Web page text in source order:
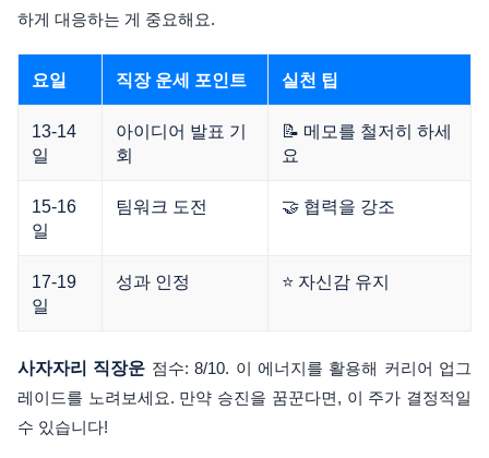
하게 대응하는 게 중요해요.
요일 직장 운세 포인트 실천 팁
13-14
일
아이디어 발표 기
회
📝 메모를 철저히 하세
요
15-16
일
팀워크 도전 🤝 협력을 강조
17-19
일
성과 인정 ⭐ 자신감 유지
사자자리 직장운 점수: 8/10. 이 에너지를 활용해 커리어 업그
레이드를 노려보세요. 만약 승진을 꿈꾼다면, 이 주가 결정적일
수 있습니다!